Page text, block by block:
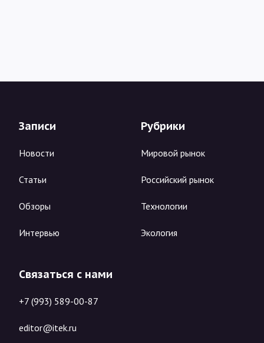
Записи
Новости
Статьи
Обзоры
Интервью
Рубрики
Мировой рынок
Российский рынок
Технологии
Экология
Связаться с нами
+7 (993) 589-00-87
editor@itek.ru